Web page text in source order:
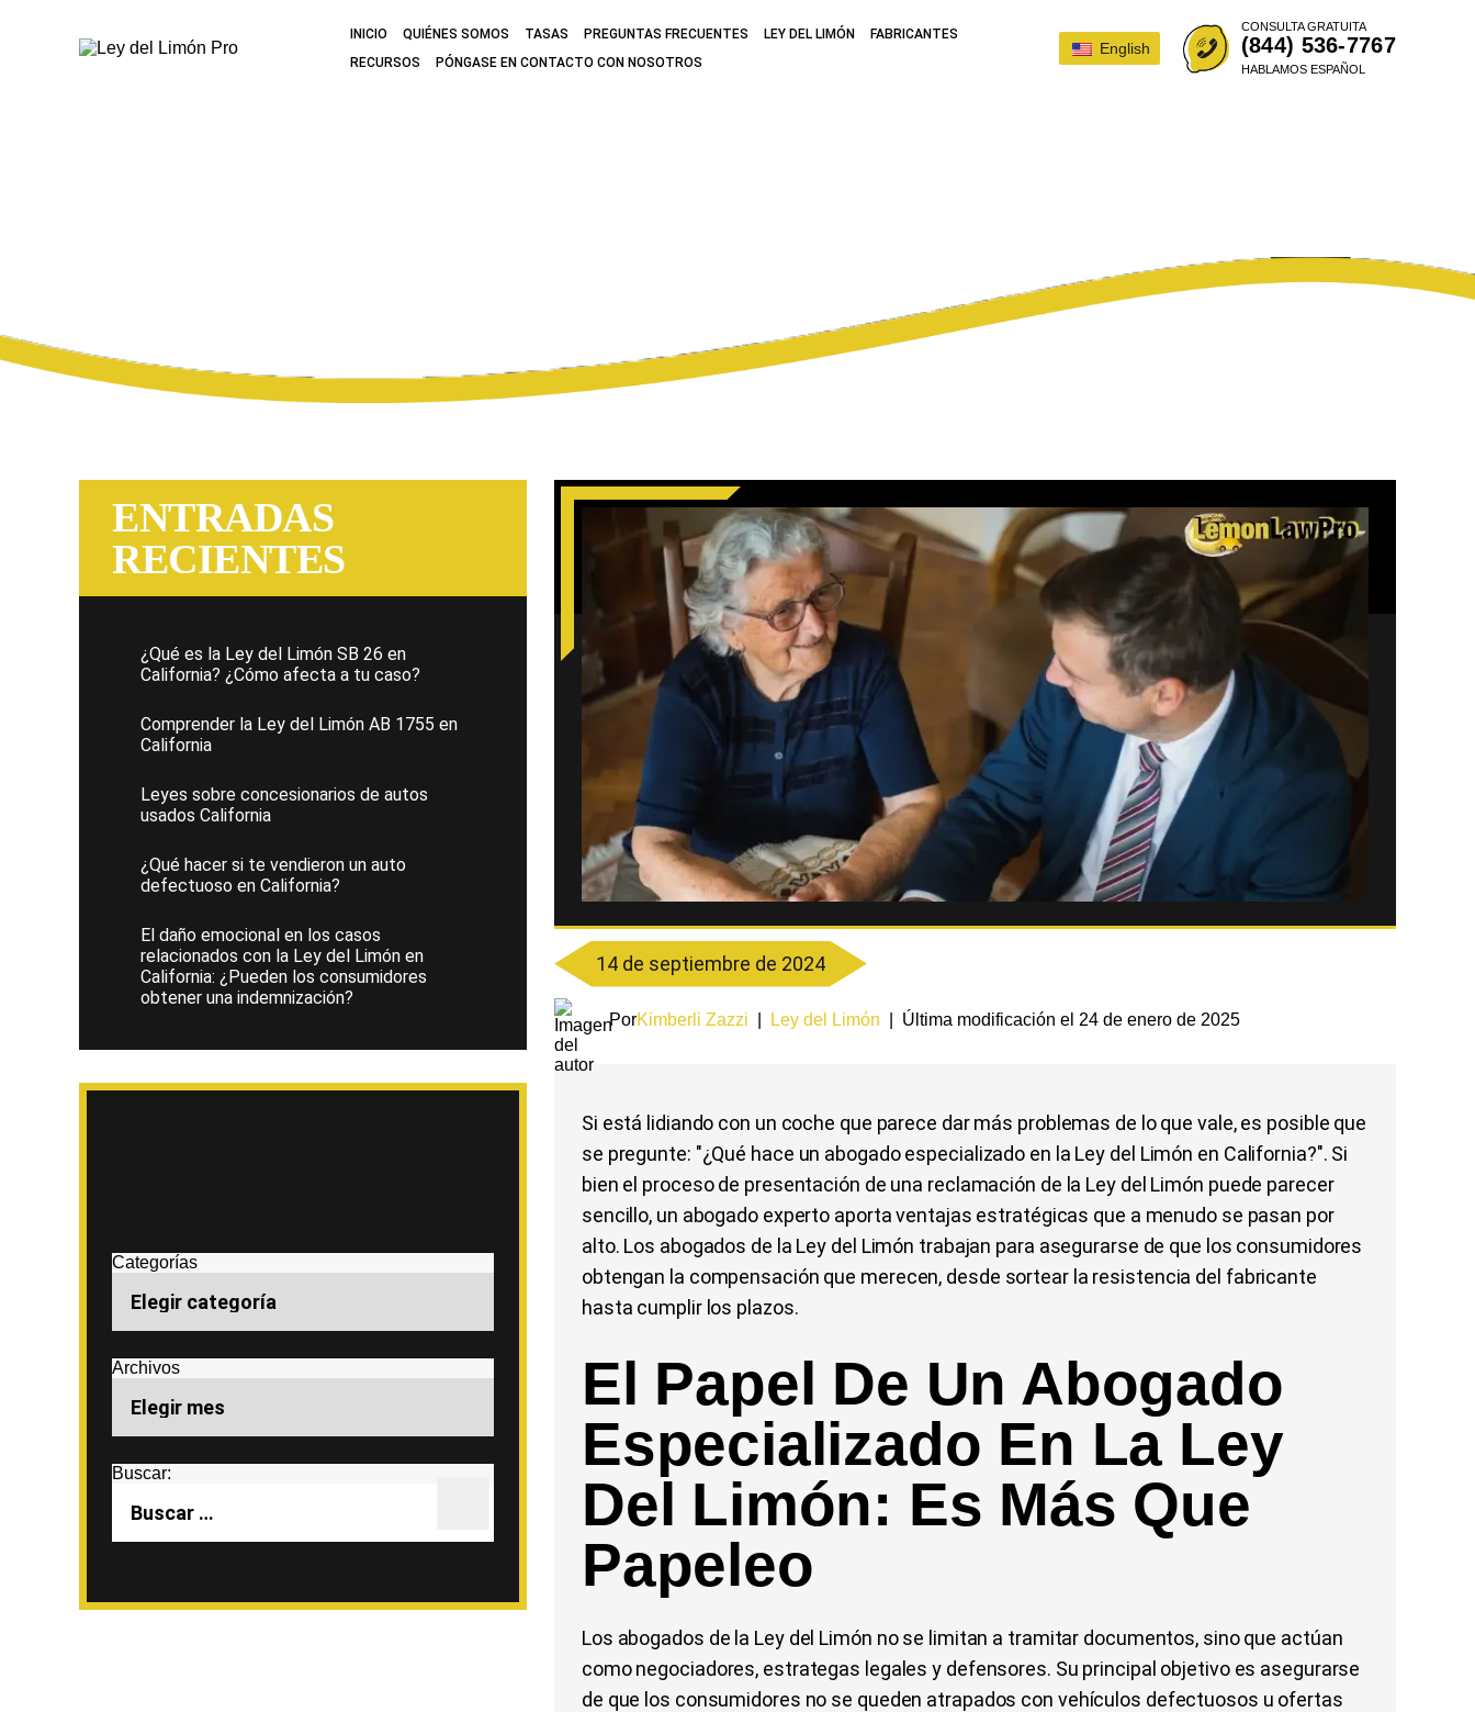
INICIO QUIÉNES SOMOS TASAS PREGUNTAS FRECUENTES LEY DEL LIMÓN
FABRICANTES
RECURSOS
PÓNGASE EN CONTACTO CON NOSOTROS
English
CONSULTA GRATUITA
(844) 536-7767
HABLAMOS ESPAÑOL
14 de septiembre de 2024
PorKimberli Zazzi Ley del Limón Última modificación el 24 de enero de 2025
Si está lidiando con un coche que parece dar más problemas de lo que vale, es posible que
se pregunte: "¿Qué hace un abogado especializado en la Ley del Limón en California?". Si
bien el proceso de presentación de una reclamación de la Ley del Limón puede parecer
sencillo, un abogado experto aporta ventajas estratégicas que a menudo se pasan por
alto. Los abogados de la Ley del Limón trabajan para asegurarse de que los consumidores
obtengan la compensación que merecen, desde sortear la resistencia del fabricante
hasta cumplir los plazos.
El Papel De Un Abogado
Especializado En La Ley
Del Limón: Es Más Que
Papeleo
Los abogados de la Ley del Limón no se limitan a tramitar documentos, sino que actúan
como negociadores, estrategas legales y defensores. Su principal objetivo es asegurarse
de que los consumidores no se queden atrapados con vehículos defectuosos u ofertas
ENTRADAS
RECIENTES
¿Qué es la Ley del Limón SB 26 en
California? ¿Cómo afecta a tu caso?
Comprender la Ley del Limón AB 1755 en
California
Leyes sobre concesionarios de autos
usados California
¿Qué hacer si te vendieron un auto
defectuoso en California?
El daño emocional en los casos
relacionados con la Ley del Limón en
California: ¿Pueden los consumidores
obtener una indemnización?
Categorías
Archivos
Buscar: